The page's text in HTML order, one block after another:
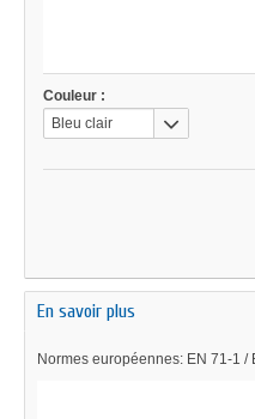
Couleur :
Bleu clair
En savoir plus
Normes européennes: EN 71-1